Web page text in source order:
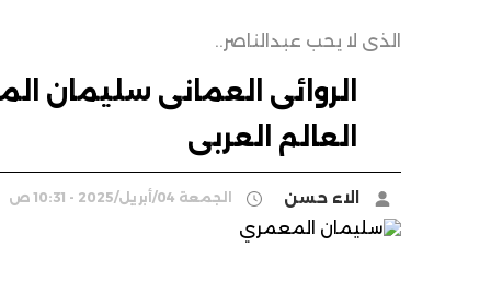
الذى لا يحب عبدالناصر..
الروائى العمانى سليمان
العالم العربى
الاء حسن الجمعة 04/أبريل/2025 - 10:31 ص